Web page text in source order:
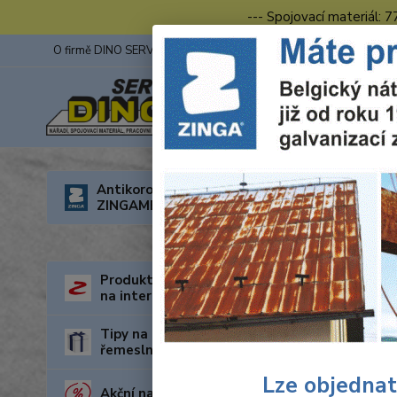
--- Spojovací materiál:
O firmě DINO SERVIS s.r.o. ZINGA Fotogalerie z výstav
Antikorozní nátěry
ZINGAMETALL
Produkty za nejnižší cenu
na internetu
Tipy na dárky pro kutily a
řemeslníky
Akční nabídka
Úvod
Lze